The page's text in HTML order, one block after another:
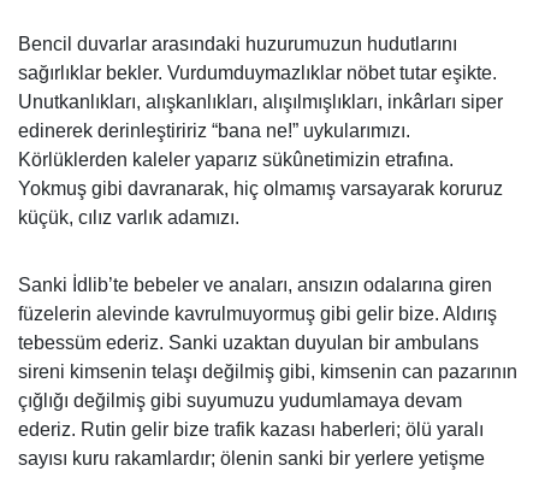
Bencil duvarlar arasındaki huzurumuzun hudutlarını
sağırlıklar bekler. Vurdumduymazlıklar nöbet tutar eşikte.
Unutkanlıkları, alışkanlıkları, alışılmışlıkları, inkârları siper
edinerek derinleştiririz “bana ne!” uykularımızı.
Körlüklerden kaleler yaparız sükûnetimizin etrafına.
Yokmuş gibi davranarak, hiç olmamış varsayarak koruruz
küçük, cılız varlık adamızı.
Sanki İdlib’te bebeler ve anaları, ansızın odalarına giren
füzelerin alevinde kavrulmuyormuş gibi gelir bize. Aldırış
tebessüm ederiz. Sanki uzaktan duyulan bir ambulans
sireni kimsenin telaşı değilmiş gibi, kimsenin can pazarının
çığlığı değilmiş gibi suyumuzu yudumlamaya devam
ederiz. Rutin gelir bize trafik kazası haberleri; ölü yaralı
sayısı kuru rakamlardır; ölenin sanki bir yerlere yetişme